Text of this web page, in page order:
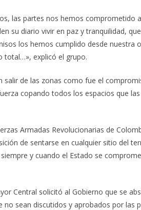
las partes nos hemos comprometido
su diario vivir en paz y tranquilidad,
los hemos cumplido desde nuestra
total…», explicó el grupo.
salir de las zonas como fue el
copando todos los espacios que
Armadas Revolucionarias de
de sentarse en cualquier sitio del
y cuando el Estado se
Central solicitó al Gobierno que se
no sean discutidos y aprobados por las